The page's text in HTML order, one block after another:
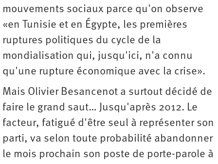
mouvements sociaux parce qu'on observe
«en Tunisie et en Égypte, les premières
ruptures politiques du cycle de la
mondialisation qui, jusqu'ici, n'a connu
qu'une rupture économique avec la crise».
Mais Olivier Besancenot a surtout décidé de
faire le grand saut… Jusqu'après 2012. Le
facteur, fatigué d'être seul à représenter son
parti, va selon toute probabilité abandonner
le mois prochain son poste de porte-parole à